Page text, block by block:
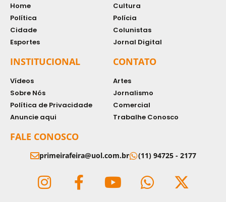
Home
Política
Cidade
Esportes
Cultura
Polícia
Colunistas
Jornal Digital
INSTITUCIONAL
Vídeos
Sobre Nós
Política de Privacidade
Anuncie aqui
CONTATO
Artes
Jornalismo
Comercial
Trabalhe Conosco
FALE CONOSCO
primeirafeira@uol.com.br (11) 94725 - 2177